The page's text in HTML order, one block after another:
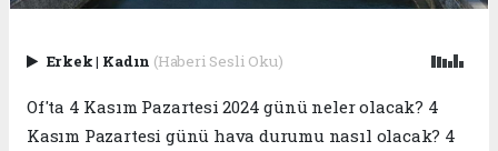
Erkek| Kadın (Haberi Sesli Oku)
Of'ta 4 Kasım Pazartesi 2024 günü neler olacak? 4
Kasım Pazartesi günü hava durumu nasıl olacak? 4